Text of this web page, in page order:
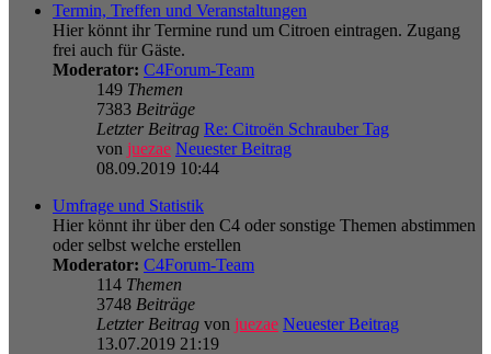
Termin, Treffen und Veranstaltungen
Hier könnt ihr Termine rund um Citroen eintragen. Zugang
frei auch für Gäste.
Moderator: C4Forum-Team
149 Themen
7383 Beiträge
Letzter Beitrag Re: Citroën Schrauber Tag
von juezae Neuester Beitrag
08.09.2019 10:44
Umfrage und Statistik
Hier könnt ihr über den C4 oder sonstige Themen abstimmen
oder selbst welche erstellen
Moderator: C4Forum-Team
114 Themen
3748 Beiträge
Letzter Beitrag von juezae Neuester Beitrag
13.07.2019 21:19